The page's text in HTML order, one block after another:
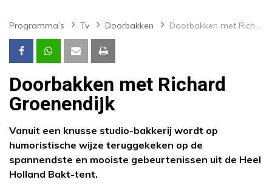
Programma’s Tv Doorbakken Doorbakken met Richard Groenendijk
Doorbakken met Richard
Groenendijk
Vanuit een knusse studio-bakkerij wordt op
humoristische wijze teruggekeken op de
spannendste en mooiste gebeurtenissen uit de Heel
Holland Bakt-tent.